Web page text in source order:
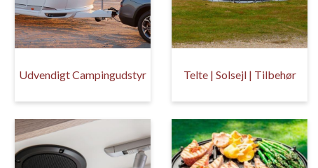
Udvendigt Campingudstyr Telte | Solsejl | Tilbehør